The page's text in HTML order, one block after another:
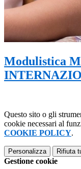
Modulistica
Questo sito o gli
cookie necessari al
COOKIE POLICY.
Personalizza Rifiuta
Gestione cookie